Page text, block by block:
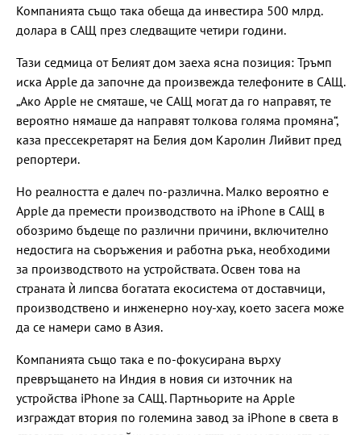
Компанията също така обеща да инвестира 500 млрд.
долара в САЩ през следващите четири години.
Тази седмица от Белият дом заеха ясна позиция: Тръмп
иска Apple да започне да произвежда телефоните в САЩ.
„Ако Apple не смяташе, че САЩ могат да го направят, те
вероятно нямаше да направят толкова голяма промяна“,
каза прессекретарят на Белия дом Каролин Лийвит пред
репортери.
Но реалността е далеч по-различна. Малко вероятно е
Apple да премести производството на iPhone в САЩ в
обозримо бъдеще по различни причини, включително
недостига на съоръжения и работна ръка, необходими
за производството на устройствата. Освен това на
страната ѝ липсва богатата екосистема от доставчици,
производствено и инженерно ноу-хау, което засега може
да се намери само в Азия.
Компанията също така е по-фокусирана върху
превръщането на Индия в новия си източник на
устройства iPhone за САЩ. Партньорите на Apple
изграждат втория по големина завод за iPhone в света в